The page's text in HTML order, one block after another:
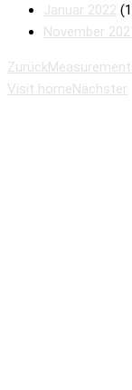
Januar 2022
November
Zurück
Visit homeNächster